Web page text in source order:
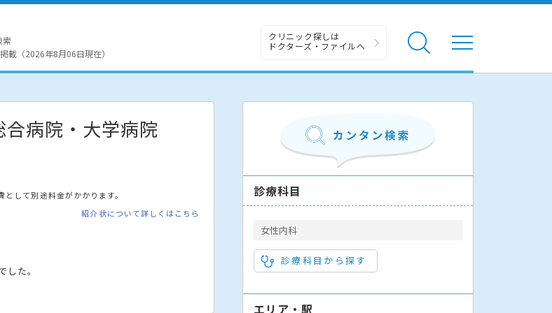
索
載（2026年8月06日現在）
クリニック探しは
ドクターズ・ファイルへ
合病院・大学病院
して別途料金がかかります。
紹介状について詳しくはこちら
た。
診療科目
女性内科
診療科目から探す
エリア・駅